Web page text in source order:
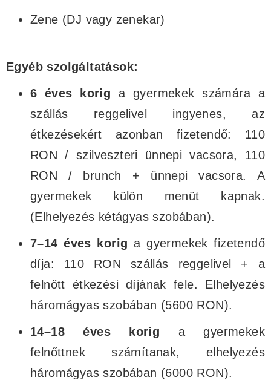
Zene (DJ vagy zenekar)
Egyéb szolgáltatások:
6 éves korig a gyermekek számára a
szállás reggelivel ingyenes, az
étkezésekért azonban fizetendő: 110
RON / szilveszteri ünnepi vacsora, 110
RON / brunch + ünnepi vacsora. A
gyermekek külön menüt kapnak.
(Elhelyezés kétágyas szobában).
7–14 éves korig a gyermekek fizetendő
díja: 110 RON szállás reggelivel + a
felnőtt étkezési díjának fele. Elhelyezés
háromágyas szobában (5600 RON).
14–18 éves korig a gyermekek
felnőttnek számítanak, elhelyezés
háromágyas szobában (6000 RON).